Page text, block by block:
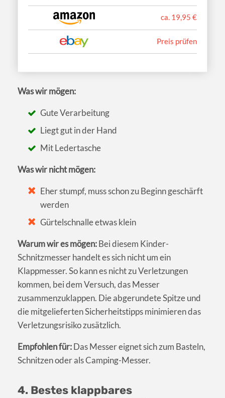
ca. 19,95 €
Preis prüfen
Was wir mögen:
Gute Verarbeitung
Liegt gut in der Hand
Mit Ledertasche
Was wir nicht mögen:
Eher stumpf, muss schon zu Beginn geschärft
werden
Gürtelschnalle etwas klein
Warum wir es mögen:Bei diesem Kinder-
Schnitzmesser handelt es sich nicht um ein
Klappmesser. So kann es nicht zu Verletzungen
kommen, bei dem Versuch, das Messer
zusammenzuklappen. Die abgerundete Spitze und
die mitgelieferten Sicherheitstipps minimieren das
Verletzungsrisiko zusätzlich.
Empfohlen für:Das Messer eignet sich zum Basteln,
Schnitzen oder als Camping-Messer.
4. Bestes klappbares